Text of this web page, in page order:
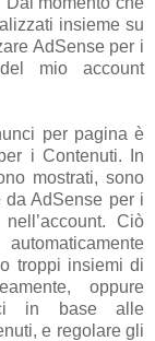
insieme su
AdSense per i
mio account
per pagina è
i Contenuti. In
mostrati, sono
da AdSense per i
Ciò
troppi insiemi di
oppure
in base alle
e regolare gli